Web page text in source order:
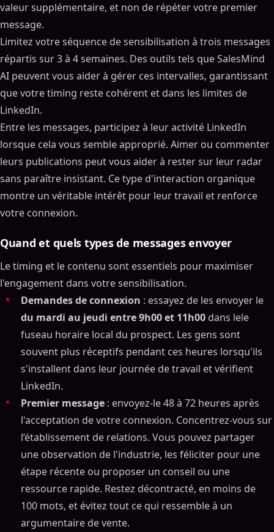
valeur supplémentaire, et non de répéter votre premier
message.
Limitez votre séquence de sensibilisation à trois messages
répartis sur 3 à 4 semaines. Des outils tels que SalesMind
AI peuvent vous aider à gérer ces intervalles, garantissant
que votre timing reste cohérent et dans les limites de
LinkedIn.
Entre les messages, participez à leur activité LinkedIn
lorsque cela vous semble approprié. Aimer ou commenter
leurs publications peut vous aider à rester sur leur radar
sans paraître insistant. Ce type d'interaction organique
montre un véritable intérêt pour leur travail et renforce
votre connexion.
Quand et quels types de messages envoyer
Le timing et le contenu sont essentiels pour maximiser
l'engagement dans votre sensibilisation.
Demandes de connexion : essayez de les envoyer le
du mardi au jeudi entre 9h00 et 11h00 dans lele
fuseau horaire local du prospect. Les gens sont
souvent plus réceptifs pendant ces heures lorsqu'ils
s'installent dans leur journée de travail et vérifient
LinkedIn.
Premier message : envoyez-le 48 à 72 heures après
l'acceptation de votre connexion. Concentrez-vous sur
l’établissement de relations. Vous pouvez partager
une observation de l'industrie, les féliciter pour une
étape récente ou proposer un conseil ou une
ressource rapide. Restez décontracté, en moins de
100 mots, et évitez tout ce qui ressemble à un
argumentaire de vente.